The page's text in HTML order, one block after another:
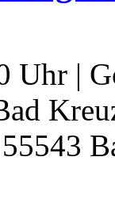
Uhr |